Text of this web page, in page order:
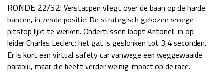
RONDE 22/52:Verstappen vliegt over de baan op de harde
banden, in zesde positie. De strategisch gekozen vroege
pitstop lijkt te werken. Ondertussen loopt Antonelli in op
leider Charles Leclerc; het gat is geslonken tot 3,4 seconden.
Er is kort een virtual safety car vanwege een weggewaaide
paraplu, maar die heeft verder weinig impact op de race.